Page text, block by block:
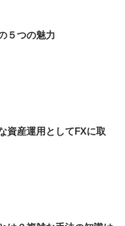
５つの魅力
資産運用としてFXに取